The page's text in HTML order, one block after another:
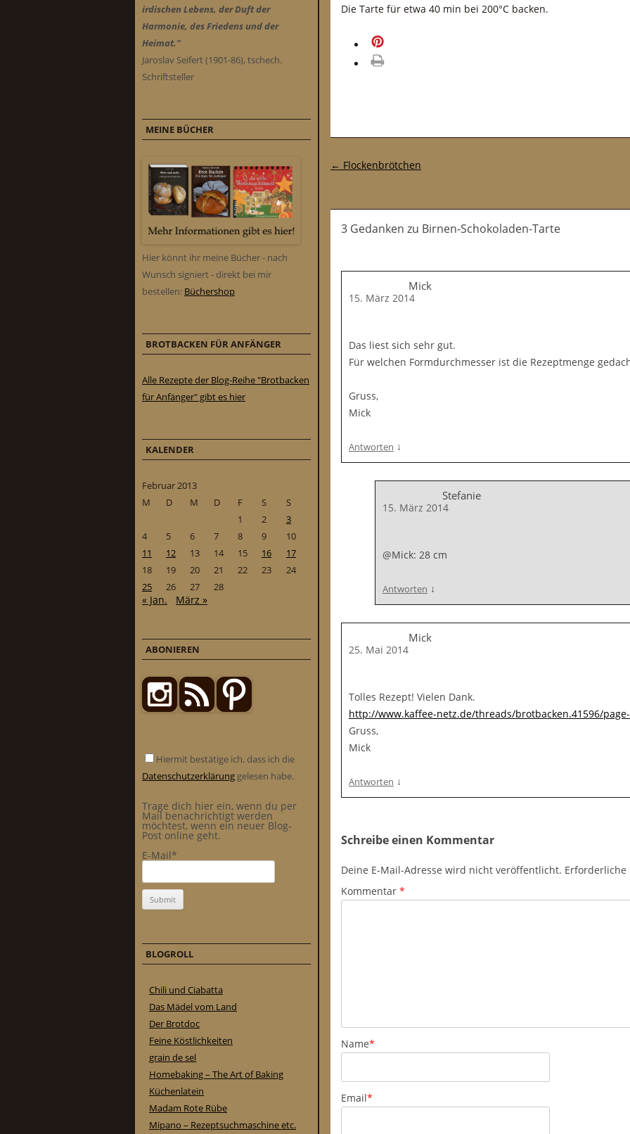
Die Tarte für etwa 40 min bei 200°C backen.
Post-Navigation
← Flockenbrötchen
3 Gedanken zu Birnen-Schokoladen-Tarte
Mick
15. März 2014
Das liest sich sehr gut.
Für welchen Formdurchmesser ist die Rezeptmenge
Gruss,
Mick
Antworten ↓
Stefanie
15. März 2014
@Mick: 28 cm
Antworten ↓
Mick
25. Mai 2014
Tolles Rezept! Vielen Dank.
http://www.kaffee-netz.de/threads/brotbacken.41596/
Gruss,
Mick
Antworten ↓
Schreibe einen Kommentar
Deine E-Mail-Adresse wird nicht veröffentlicht.
Kommentar *
Name*
Email*
irdischen Lebens, der Duft der
Harmonie, des Friedens und der
Heimat."
Jaroslav Seifert (1901-86), tschech.
Schriftsteller
MEINE BÜCHER
Hier könnt ihr meine Bücher - nach
Wunsch signiert - direkt bei mir
bestellen: Büchershop
BROTBACKEN FÜR ANFÄNGER
Alle Rezepte der Blog-Reihe "Brotbacken
für Anfänger" gibt es hier
KALENDER
Februar 2013
M
D M D F S
S
1
2
3
4
5 6 7 8 9
10
11
12 13 14 15 16
17
18
19 20 21 22 23
24
25
26 27 28
« Jan. März »
ABONIEREN
Hiermit bestätige ich, dass ich die
Datenschutzerklärung gelesen habe.
Trage dich hier ein, wenn du per
Mail benachrichtigt werden
möchtest, wenn ein neuer Blog-
Post online geht.
E-Mail*
BLOGROLL
Chili und Ciabatta
Das Mädel vom Land
Der Brotdoc
Feine Köstlichkeiten
grain de sel
Homebaking – The Art of Baking
Küchenlatein
Madam Rote Rübe
Mipano – Rezeptsuchmaschine etc.